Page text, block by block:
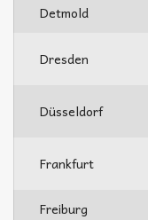
Detmold
Dresden
Düsseldorf
Frankfurt
Freiburg